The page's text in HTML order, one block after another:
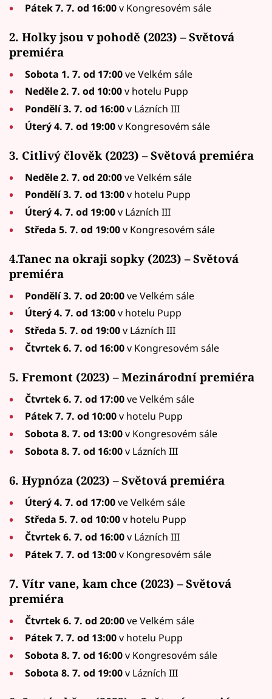
Pátek 7. 7. od 16:00v Kongresovém sále
2. Holky jsou v pohodě (2023) – Světová
premiéra
Sobota 1. 7. od 17:00ve Velkém sále
Neděle 2. 7. od 10:00v hotelu Pupp
Pondělí 3. 7. od 16:00v Lázních III
Úterý 4. 7. od 19:00v Kongresovém sále
3. Citlivý člověk (2023) – Světová premiéra
Neděle 2. 7. od 20:00ve Velkém sále
Pondělí 3. 7. od 13:00v hotelu Pupp
Úterý 4. 7. od 19:00v Lázních III
Středa 5. 7. od 19:00v Kongresovém sále
4.Tanec na okraji sopky (2023) – Světová
premiéra
Pondělí 3. 7. od 20:00ve Velkém sále
Úterý 4. 7. od 13:00v hotelu Pupp
Středa 5. 7. od 19:00v Lázních III
Čtvrtek 6. 7. od 16:00v Kongresovém sále
5. Fremont (2023) – Mezinárodní premiéra
Čtvrtek 6. 7. od 17:00ve Velkém sále
Pátek 7. 7. od 10:00v hotelu Pupp
Sobota 8. 7. od 13:00v Kongresovém sále
Sobota 8. 7. od 16:00v Lázních III
6. Hypnóza (2023) – Světová premiéra
Úterý 4. 7. od 17:00ve Velkém sále
Středa 5. 7. od 10:00v hotelu Pupp
Čtvrtek 6. 7. od 16:00v Lázních III
Pátek 7. 7. od 13:00v Kongresovém sále
7. Vítr vane, kam chce (2023) – Světová
premiéra
Čtvrtek 6. 7. od 20:00ve Velkém sále
Pátek 7. 7. od 13:00v hotelu Pupp
Sobota 8. 7. od 16:00v Kongresovém sále
Sobota 8. 7. od 19:00v Lázních III